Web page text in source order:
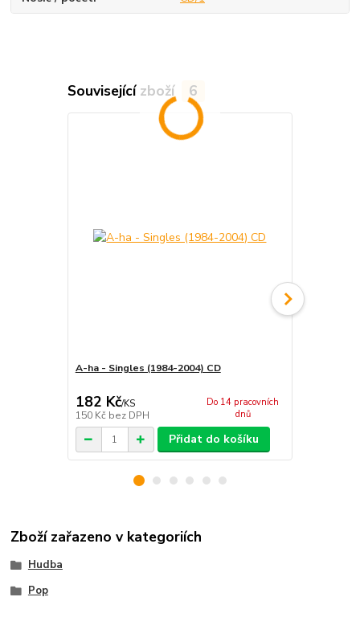
Související zboží 6
A-ha - Singles (1984-2004) CD
182 Kč/KS
150 Kč bez DPH
Do 14 pracovních
dnů
Přidat do košíku
Zboží zařazeno v kategoriích
Hudba
Pop